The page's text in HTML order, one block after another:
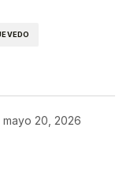
mayo 20, 2026